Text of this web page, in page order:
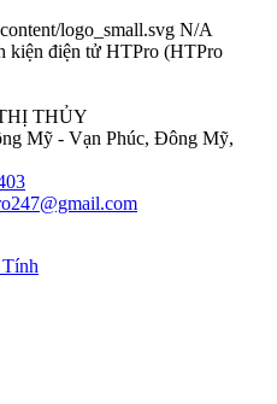
logo_small.svg N/A
kiện điện tử HTPro (HTPro
THỦY
Mỹ - Vạn Phúc, Đông Mỹ,